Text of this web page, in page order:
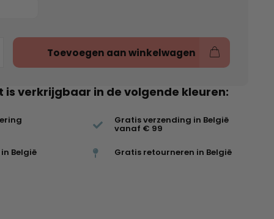
Toevoegen aan winkelwagen
is verkrijgbaar in de volgende kleuren:
Gratis verzending in België
vanaf € 99
België Gratis retourneren in België